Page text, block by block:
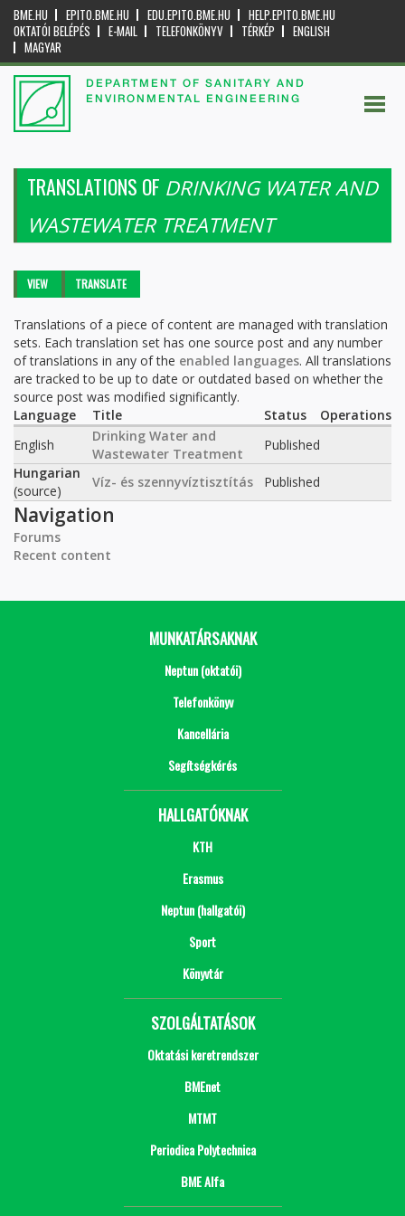
BME.HU EPITO.BME.HU EDU.EPITO.BME.HU
HELP.EPITO.BME.HU
OKTATÓI BELÉPÉS
E-MAIL TELEFONKÖNYV TÉRKÉP
ENGLISH
MAGYAR
DEPARTMENT OF SANITARY AND
ENVIRONMENTAL ENGINEERING
TRANSLATIONS OF DRINKING WATER AND
WASTEWATER TREATMENT
Primary tabs
VIEW TRANSLATE
Translations of a piece of content are managed with translation
sets. Each translation set has one source post and any number
of translations in any of the enabled languages. All translations
are tracked to be up to date or outdated based on whether the
source post was modified significantly.
Language
Title Status
Operations
English
Drinking Water and
Wastewater Treatment
Published
Hungarian
(source)
Víz- és szennyvíztisztítás Published
Navigation
Forums
Recent content
MUNKATÁRSAKNAK
Neptun (oktatói)
Telefonkönyv
Kancellária
Segítségkérés
HALLGATÓKNAK
KTH
Erasmus
Neptun (hallgatói)
Sport
Könyvtár
SZOLGÁLTATÁSOK
Oktatási keretrendszer
BMEnet
MTMT
Periodica Polytechnica
BME Alfa